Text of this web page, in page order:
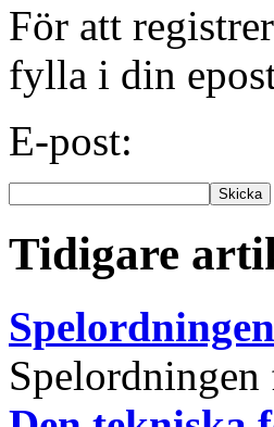
För att
fylla i din
E-post:
Tidigare